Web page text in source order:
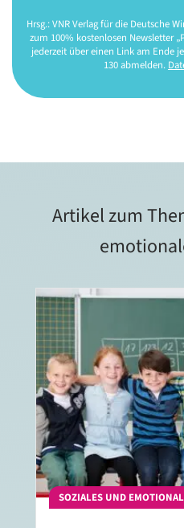
Hrsg.: VNR Verlag für die Deutsche
zum 100% kostenlosen Newsletter
jederzeit über einen Link am Ende
130 abmelden.
Artikel zum
SOZIALES UND